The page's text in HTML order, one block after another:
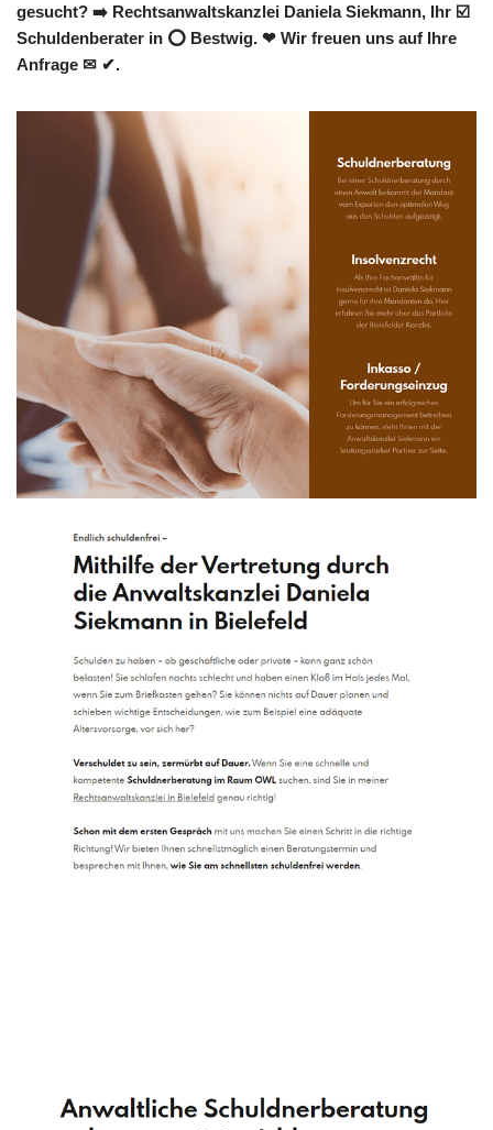
gesucht? ➡️ Rechtsanwaltskanzlei Daniela Siekmann, Ihr ☑️
Schuldenberater in ⭕ Bestwig. ❤ Wir freuen uns auf Ihre
Anfrage ✉ ✔.